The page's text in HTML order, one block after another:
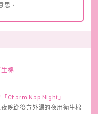
思。
棉
Charm Nap Night」
晚從後方外漏的夜用衛生棉